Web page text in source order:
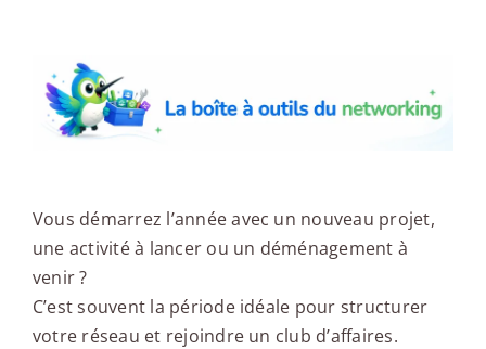
Vous démarrez l’année avec un nouveau projet,
une activité à lancer ou un déménagement à
venir ?
C’est souvent la période idéale pour structurer
votre réseau et rejoindre un club d’affaires.